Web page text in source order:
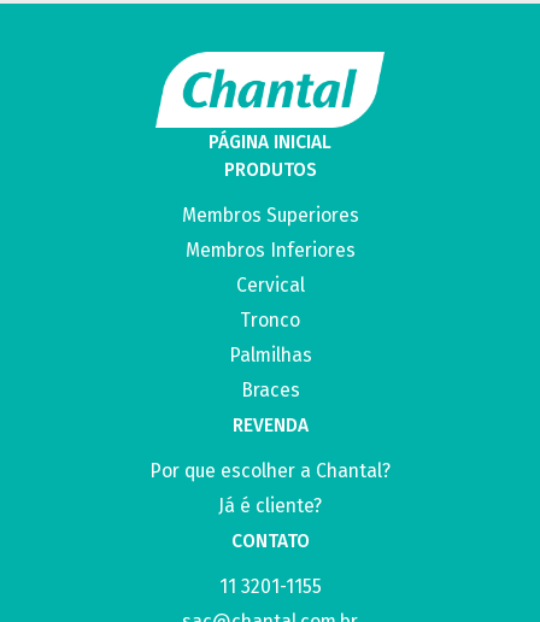
PÁGINA INICIAL
PRODUTOS
Membros Superiores
Membros Inferiores
Cervical
Tronco
Palmilhas
Braces
REVENDA
Por que escolher a Chantal?
Já é cliente?
CONTATO
11 3201-1155